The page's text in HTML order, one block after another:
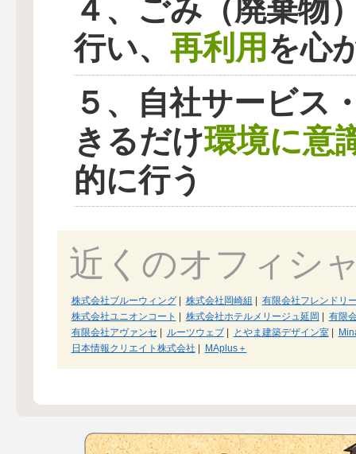
４、ごみ（廃棄物
行い、 再利用を心
５、自社サービス
きるだけ環境に意
的に行う
近くのオフィシ
株式会社ブルーウィング| 株式会社岡崎組
有限会社フレンドリ
株式会社ユニオンコート
株式会社ホテルメリージュ延岡
有限
有限会社アヴァンセ
ルーツウェブ| とやま建築デザイン室|
日本情報クリエイト株式会社
MAplus＋